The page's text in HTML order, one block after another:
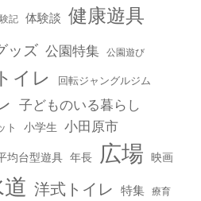
記 体験談 健康遊具
ッズ 公園特集 公園遊び
イレ 回転ジャングルジム
子どものいる暮らし
ト 小学生 小田原市
均台型遊具 年長 広場 映画
洋式トイレ 特集 療育